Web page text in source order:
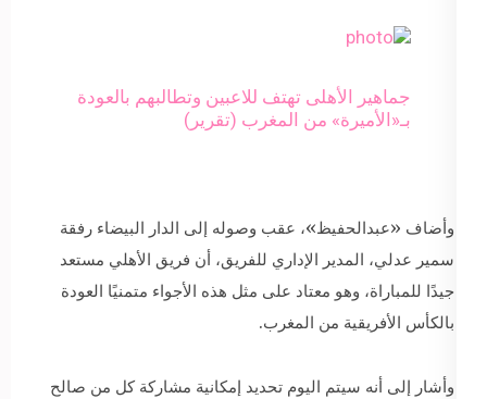
جماهير الأهلى تهتف للاعبين وتطالبهم بالعودة
بـ«الأميرة» من المغرب (تقرير)
وأضاف «عبدالحفيظ»، عقب وصوله إلى الدار البيضاء رفقة
سمير عدلي، المدير الإداري للفريق، أن فريق الأهلي مستعد
جيدًا للمباراة، وهو معتاد على مثل هذه الأجواء متمنيًا العودة
بالكأس الأفريقية من المغرب.
وأشار إلى أنه سيتم اليوم تحديد إمكانية مشاركة كل من صالح